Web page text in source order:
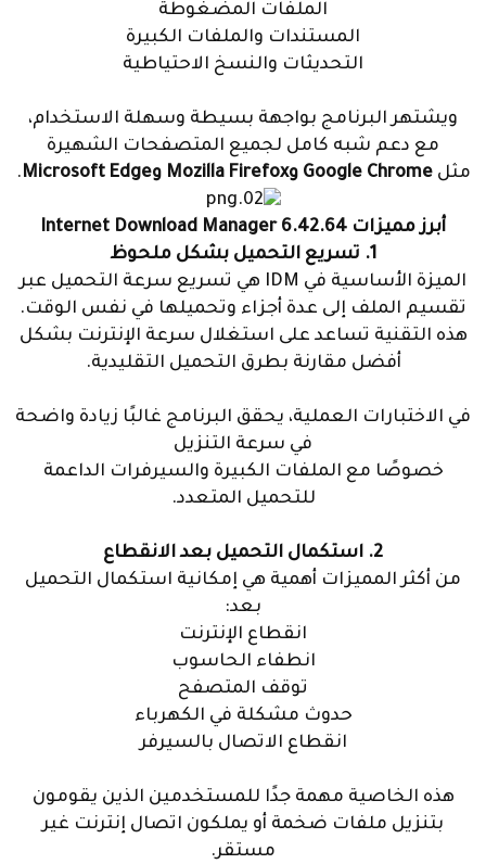
الملفات المضغوطة
المستندات والملفات الكبيرة
التحديثات والنسخ الاحتياطية
ويشتهر البرنامج بواجهة بسيطة وسهلة الاستخدام،
مع دعم شبه كامل لجميع المتصفحات الشهيرة
مثل Google Chrome وMozilla Firefox وMicrosoft Edge .
أبرز مميزات Internet Download Manager 6.42.64
1. تسريع التحميل بشكل ملحوظ
الميزة الأساسية في IDM هي تسريع سرعة التحميل عبر
تقسيم الملف إلى عدة أجزاء وتحميلها في نفس الوقت.
هذه التقنية تساعد على استغلال سرعة الإنترنت بشكل
أفضل مقارنة بطرق التحميل التقليدية.
في الاختبارات العملية، يحقق البرنامج غالبًا زيادة واضحة
في سرعة التنزيل
خصوصًا مع الملفات الكبيرة والسيرفرات الداعمة
للتحميل المتعدد.
2. استكمال التحميل بعد الانقطاع
من أكثر المميزات أهمية هي إمكانية استكمال التحميل
بعد:
انقطاع الإنترنت
انطفاء الحاسوب
توقف المتصفح
حدوث مشكلة في الكهرباء
انقطاع الاتصال بالسيرفر
هذه الخاصية مهمة جدًا للمستخدمين الذين يقومون
بتنزيل ملفات ضخمة أو يملكون اتصال إنترنت غير
مستقر.